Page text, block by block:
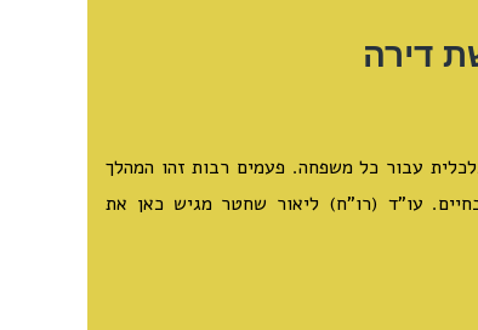
דירה
עבור כל משפחה. פעמים רבות זהו המהלך
עו”ד (רו”ח) ליאור שחטר מגיש כאן את